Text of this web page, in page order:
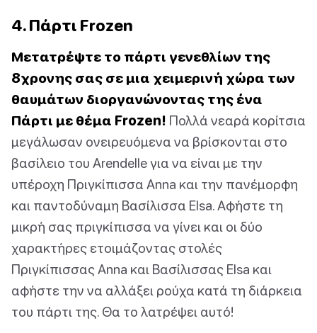
4. Πάρτι Frozen
Μετατρέψτε το πάρτι γενεθλίων της
8χρονης σας σε μια χειμερινή χώρα των
θαυμάτων διοργανώνοντας της ένα
Πάρτι με θέμα Frozen! Πολλά νεαρά κορίτσια
μεγάλωσαν ονειρευόμενα να βρίσκονται στο
βασίλειο του Arendelle για να είναι με την
υπέροχη Πριγκίπισσα Anna και την πανέμορφη
και παντοδύναμη Βασίλισσα Elsa. Αφήστε τη
μικρή σας πριγκίπισσα να γίνει και οι δύο
χαρακτήρες ετοιμάζοντας στολές
Πριγκίπισσας Anna και Βασίλισσας Elsa και
αφήστε την να αλλάξει ρούχα κατά τη διάρκεια
του πάρτι της. Θα το λατρέψει αυτό!